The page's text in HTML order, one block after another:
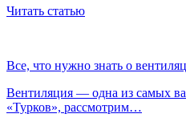
Читать статью
Все, что нужно знать о
Вентиляция — одна из самых
«Турков», рассмотрим…